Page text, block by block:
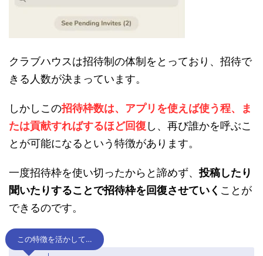
クラブハウスは招待制の体制をとっており、招待で
きる人数が決まっています。
しかしこの招待枠数は、アプリを使えば使う程、ま
たは貢献すればするほど回復 し、再び誰かを呼ぶこ
とが可能になるという特徴があります。
一度招待枠を使い切ったからと諦めず、投稿したり
聞いたりすることで招待枠を回復させていく ことが
できるのです。
この特徴を活かして…